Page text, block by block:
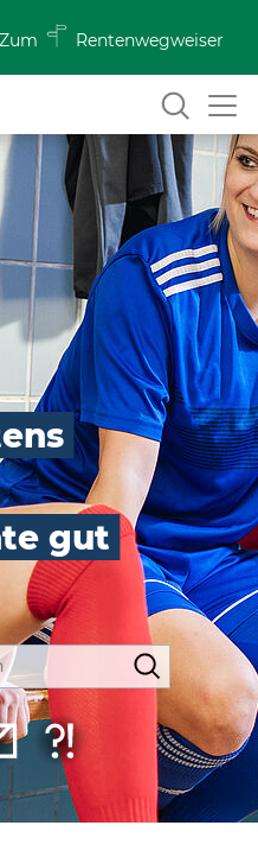
Zum Rentenwegweiser
gut